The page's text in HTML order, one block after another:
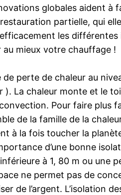
globales aident à
partielle, qui
les
mieux votre chauffage !
de perte de chaleur au
). La chaleur monte et le
Pour faire plus
de la famille de la
à la fois toucher la
d’une bonne
inférieure à 1, 80 m ou
ne permet pas de
de l’argent. L’isolation